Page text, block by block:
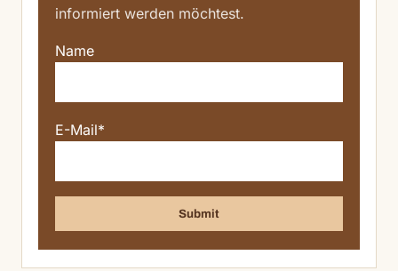
informiert werden möchtest.
Name
E-Mail*